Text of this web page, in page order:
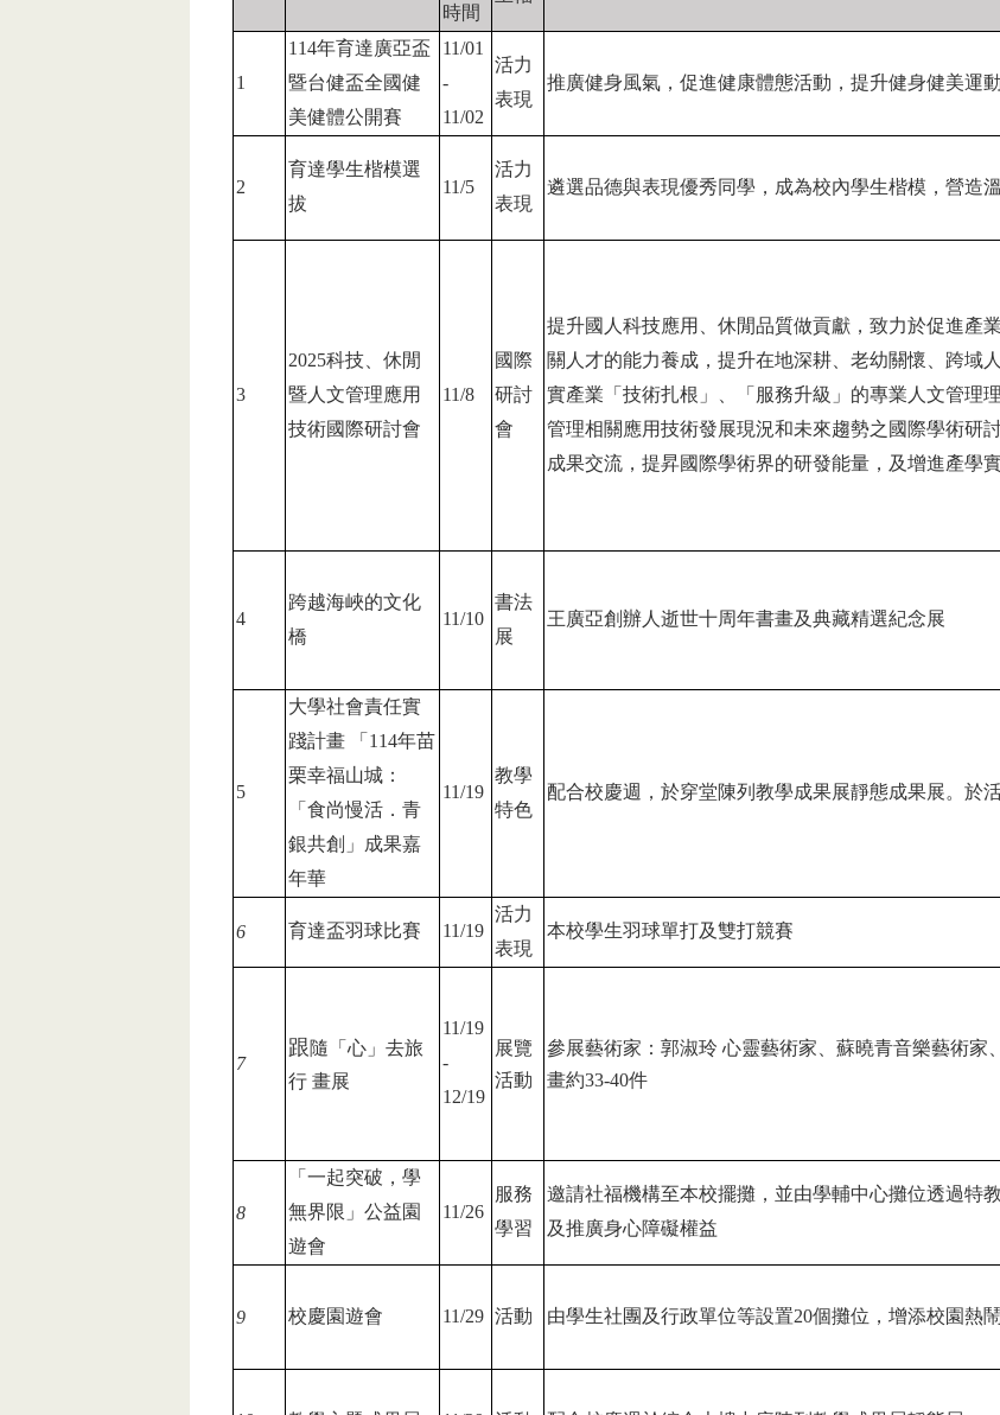
時間
1
114年育達廣亞盃
暨台健盃全國健
美健體公開賽
11/01
-
11/02
活力
表現
推廣健身風氣，促進健康體態活動，提升健身健美運動
2
育達學生楷模選
拔
11/5
活力
表現
遴選品德與表現優秀同學，成為校內學生楷模，營造溫
3
2025科技、休閒
暨人文管理應用
技術國際研討會
11/8
國際
研討
會
提升國人科技應用、休閒品質做貢獻，致力於促進產
關人才的能力養成，提升在地深耕、老幼關懷、跨域
實產業「技術扎根」、「服務升級」的專業人文管理
管理相關應用技術發展現況和未來趨勢之國際學術研
成果交流，提昇國際學術界的研發能量，及增進產學
4
跨越海峽的文化
橋
11/10
書法
展
王廣亞創辦人逝世十周年書畫及典藏精選紀念展
5
大學社會責任實
踐計畫 「114年苗
栗幸福山城：
「食尚慢活．青
銀共創」成果嘉
年華
11/19
教學
特色
配合校慶週，於穿堂陳列教學成果展靜態成果展。於
6 育達盃羽球比賽 11/19
活力
表現
本校學生羽球單打及雙打競賽
7
跟隨「心」去旅
行 畫展
11/19
-
12/19
展覽
活動
參展藝術家：郭淑玲 心靈藝術家、蘇曉青音樂藝術家
畫約33-40件
8
「一起突破，學
無界限」公益園
遊會
11/26
服務
學習
邀請社福機構至本校擺攤，並由學輔中心攤位透過特
及推廣身心障礙權益
9 校慶園遊會 11/29 活動 由學生社團及行政單位等設置20個攤位，增添校園熱